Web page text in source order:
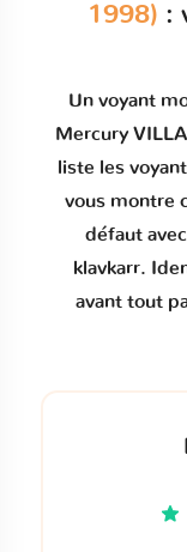
1998) :
Un voyant
Mercury
liste les
vous montre
défaut
klavkarr.
avant tout